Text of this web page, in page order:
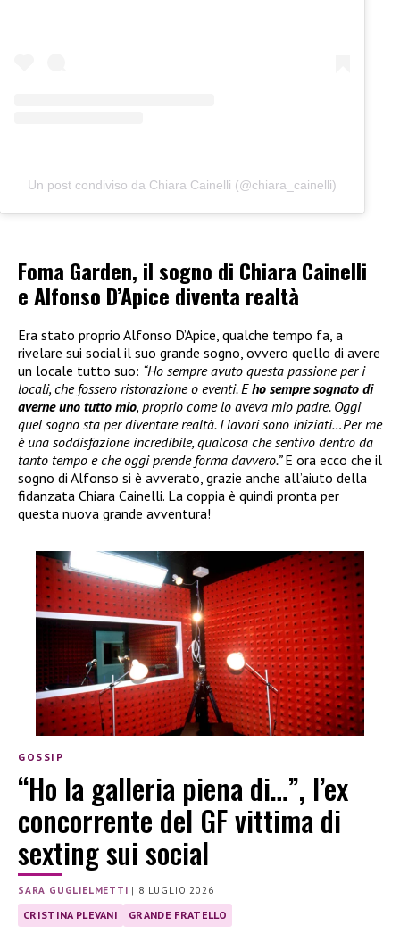
Un post condiviso da Chiara Cainelli (@chiara_cainelli)
Foma Garden, il sogno di Chiara Cainelli
e Alfonso D’Apice diventa realtà
Era stato proprio Alfonso D’Apice, qualche tempo fa, a
rivelare sui social il suo grande sogno, ovvero quello di avere
un locale tutto suo: “Ho sempre avuto questa passione per i
locali, che fossero ristorazione o eventi. Eho sempre sognato di
averne uno tutto mio, proprio come lo aveva mio padre. Oggi
quel sogno sta per diventare realtà. I lavori sono iniziati…Per me
è una soddisfazione incredibile, qualcosa che sentivo dentro da
tanto tempo e che oggi prende forma davvero.”E ora ecco che il
sogno di Alfonso si è avverato, grazie anche all’aiuto della
fidanzata Chiara Cainelli. La coppia è quindi pronta per
questa nuova grande avventura!
GOSSIP
“Ho la galleria piena di…”, l’ex
concorrente del GF vittima di
sexting sui social
SARA GUGLIELMETTI | 8 LUGLIO 2026
CRISTINA PLEVANI GRANDE FRATELLO